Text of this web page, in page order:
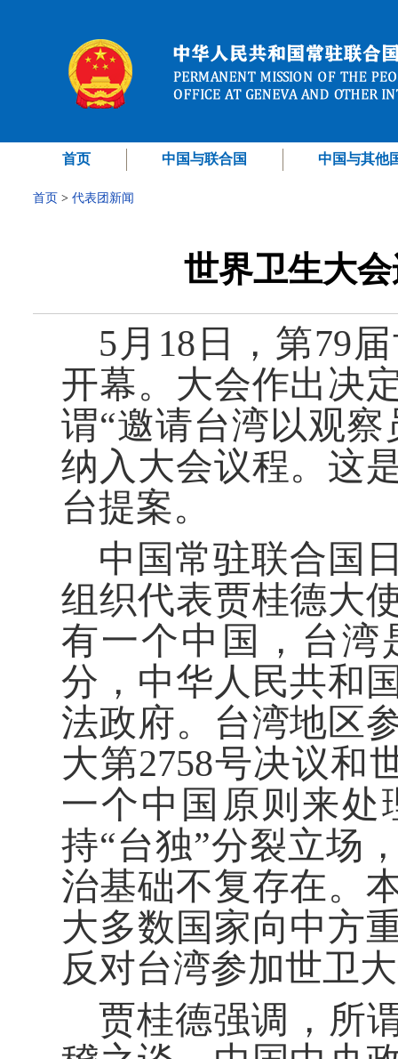
首页 中国与联合国 中国与其他
首页 > 代表团新闻
世界卫生大
5月18日，第79
开幕。大会作出决
谓“邀请台湾以观
纳入大会议程。这
台提案。
中国常驻联合国
组织代表贾桂德大
有一个中国，台湾
分，中华人民共和
法政府。台湾地区
大第2758号决议和
一个中国原则来处
持“台独”分裂立场
治基础不复存在。
大多数国家向中方
反对台湾参加世卫
贾桂德强调，所